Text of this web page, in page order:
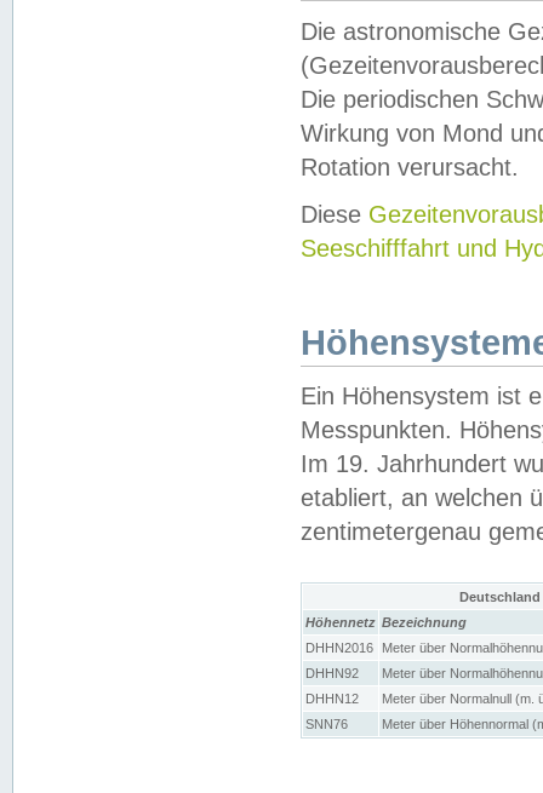
Die astronomische
Die periodischen
Wirkung von Mond
Rotation verursacht.
Diese
Seeschifffahrt und
Ein Höhensystem ist
Messpunkten.
Im 19. Jahrhundert
etabliert, an welchen
zentimetergenau
Höhennetz Bezeichnung
DHHN2016
Meter über
DHHN92
Meter über
DHHN12
Meter über Normalnull (m.
SNN76
Meter über Höhennormal